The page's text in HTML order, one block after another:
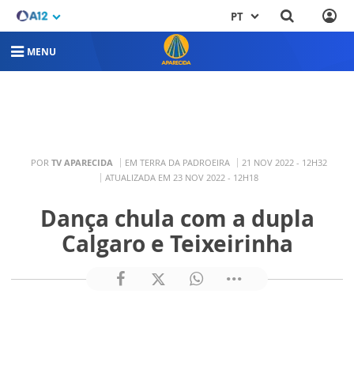
PT
MENU
POR TV APARECIDA EM TERRA DA PADROEIRA
21 NOV 2022 - 12H32
ATUALIZADA EM 23 NOV 2022 - 12H18
Dança chula com a dupla
Calgaro e Teixeirinha